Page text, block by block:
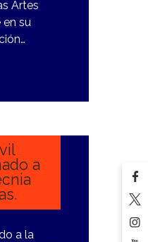
Artes
en su
a
a la